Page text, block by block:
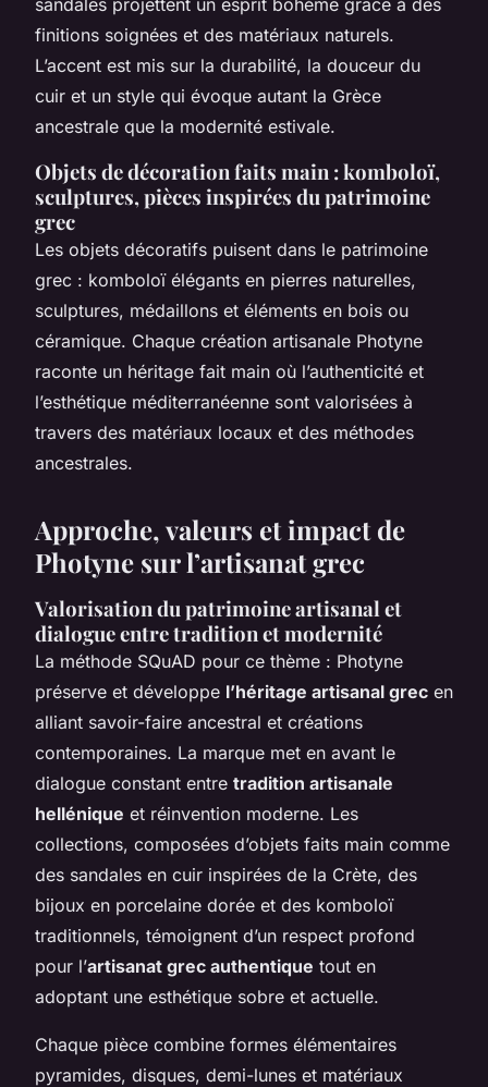
finitions soignées et des matériaux naturels.
L’accent est mis sur la durabilité, la douceur du
cuir et un style qui évoque autant la Grèce
ancestrale que la modernité estivale.
Objets de décoration faits main : komboloï,
sculptures, pièces inspirées du patrimoine
grec
Les objets décoratifs puisent dans le patrimoine
grec : komboloï élégants en pierres naturelles,
sculptures, médaillons et éléments en bois ou
céramique. Chaque création artisanale Photyne
raconte un héritage fait main où l’authenticité et
l’esthétique méditerranéenne sont valorisées à
travers des matériaux locaux et des méthodes
ancestrales.
Approche, valeurs et impact de
Photyne sur l’artisanat grec
Valorisation du patrimoine artisanal et
dialogue entre tradition et modernité
La méthode SQuAD pour ce thème : Photyne
préserve et développe l’héritage artisanal grec en
alliant savoir-faire ancestral et créations
contemporaines. La marque met en avant le
dialogue constant entre tradition artisanale
hellénique et réinvention moderne. Les
collections, composées d’objets faits main comme
des sandales en cuir inspirées de la Crète, des
bijoux en porcelaine dorée et des komboloï
traditionnels, témoignent d’un respect profond
pour l’artisanat grec authentique tout en
adoptant une esthétique sobre et actuelle.
Chaque pièce combine formes élémentaires
pyramides, disques, demi-lunes et matériaux